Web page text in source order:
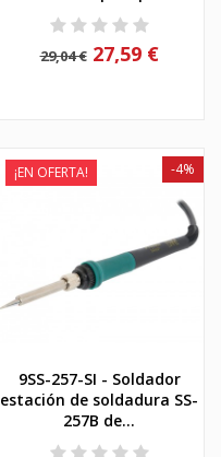
29,04 € 27,59 €
¡EN OFERTA!
9SS-257-SI - Soldador
estación de soldadura SS-
257B de...
-4%